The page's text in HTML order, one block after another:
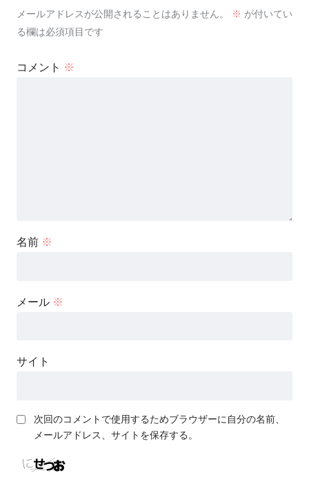
メールアドレスが公開されることはありません。 ※ が付いてい
る欄は必須項目です
コメント ※
名前 ※
メール ※
サイト
次回のコメントで使用するためブラウザーに自分の名前、
メールアドレス、サイトを保存する。